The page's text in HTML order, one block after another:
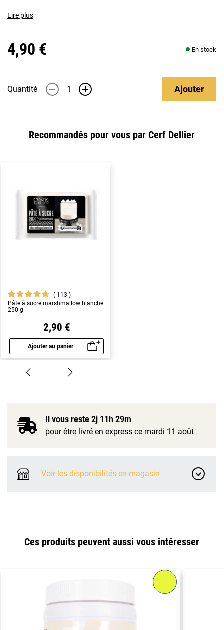
Lire plus
4,90 € En stock
Quantité - + Ajouter
Recommandés pour vous par Cerf Dellier
113
Pâte à sucre marshmallow blanche
250 g
2,90 €
Ajouter au panier
Aperçu rapide
Il vous reste 2j 11h 29m
pour être livré en express ce mardi 11 août
Voir les disponibilités en magasin
Ces produits peuvent aussi vous intéresser